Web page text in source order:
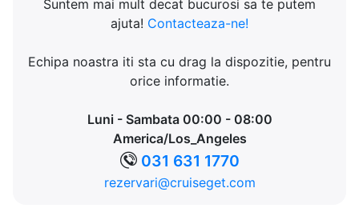
Suntem mai mult decat bucurosi sa te putem
ajuta! Contacteaza-ne!
Echipa noastra iti sta cu drag la dispozitie, pentru
orice informatie.
Luni - Sambata 00:00 - 08:00
America/Los_Angeles
031 631 1770
rezervari@cruiseget.com